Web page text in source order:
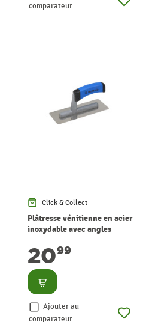
comparateur
Click & Collect
Plâtresse vénitienne en acier
inoxydable avec angles
2099
Consulter
Ajouter au
comparateur